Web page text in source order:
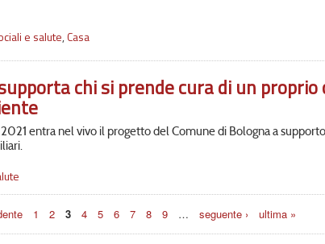
e salute,Casa
chi si prende cura di un proprio
entra nel vivo il progetto del Comune di Bologna a supporto
1 2 3 4 5 6 7 8 9 … seguente › ultima »